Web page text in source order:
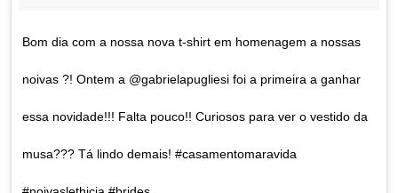
Bom dia com a nossa nova t-shirt em homenagem a nossas
noivas ?! Ontem a @gabrielapugliesi foi a primeira a ganhar
essa novidade!!! Falta pouco!! Curiosos para ver o vestido da
musa??? Tá lindo demais! #casamentomaravida